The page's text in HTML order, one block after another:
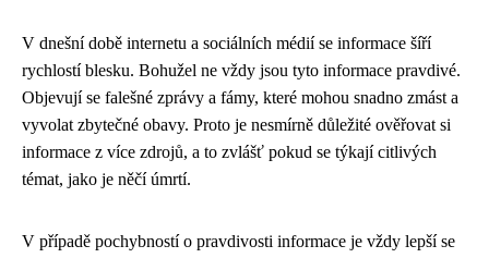
V dnešní době internetu a sociálních médií se informace šíří
rychlostí blesku. Bohužel ne vždy jsou tyto informace pravdivé.
Objevují se falešné zprávy a fámy, které mohou snadno zmást a
vyvolat zbytečné obavy. Proto je nesmírně důležité ověřovat si
informace z více zdrojů, a to zvlášť pokud se týkají citlivých
témat, jako je něčí úmrtí.
V případě pochybností o pravdivosti informace je vždy lepší se